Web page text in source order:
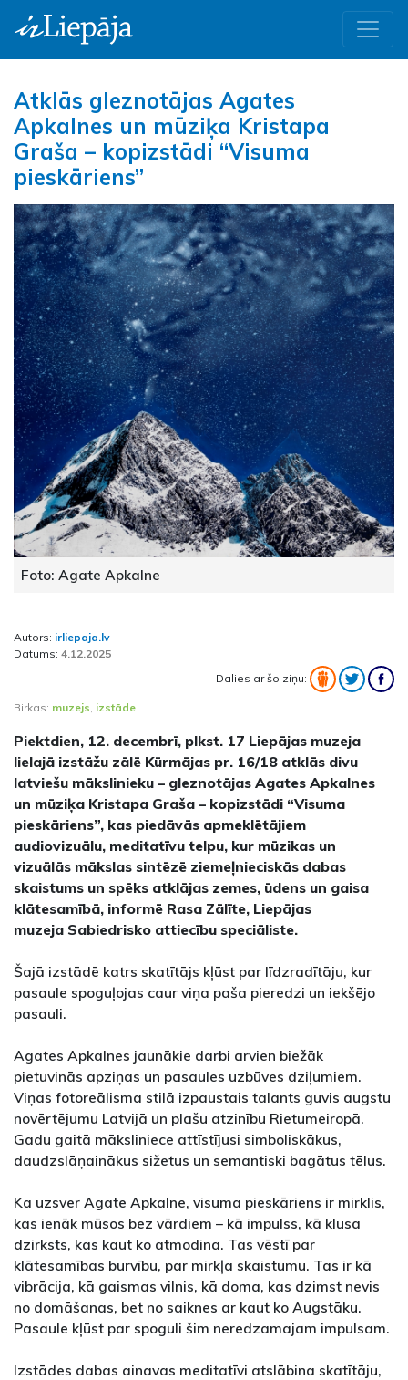
Atklās gleznotājas Agates
Apkalnes un mūziķa Kristapa
Graša – kopizstādi “Visuma
pieskāriens”
Foto: Agate Apkalne
Autors: irliepaja.lv
Datums: 4.12.2025
Dalies ar šo ziņu:
Birkas: muzejs izstāde
Piektdien, 12. decembrī, plkst. 17 Liepājas muzeja
lielajā izstāžu zālē Kūrmājas pr. 16/18 atklās divu
latviešu mākslinieku – gleznotājas Agates Apkalnes
un mūziķa Kristapa Graša – kopizstādi “Visuma
pieskāriens”, kas piedāvās apmeklētājiem
audiovizuālu, meditatīvu telpu, kur mūzikas un
vizuālās mākslas sintēzē ziemeļnieciskās dabas
skaistums un spēks atklājas zemes, ūdens un gaisa
klātesamībā, informē Rasa Zālīte, Liepājas
muzeja Sabiedrisko attiecību speciāliste.
Šajā izstādē katrs skatītājs kļūst par līdzradītāju, kur
pasaule spoguļojas caur viņa paša pieredzi un iekšējo
pasauli.
Agates Apkalnes jaunākie darbi arvien biežāk
pietuvinās apziņas un pasaules uzbūves dziļumiem.
Viņas fotoreālisma stilā izpaustais talants guvis augstu
novērtējumu Latvijā un plašu atzinību Rietumeiropā.
Gadu gaitā māksliniece attīstījusi simboliskākus,
daudzslāņainākus sižetus un semantiski bagātus tēlus.
Ka uzsver Agate Apkalne, visuma pieskāriens ir mirklis,
kas ienāk mūsos bez vārdiem – kā impulss, kā klusa
dzirksts, kas kaut ko atmodina. Tas vēstī par
klātesamības burvību, par mirkļa skaistumu. Tas ir kā
vibrācija, kā gaismas vilnis, kā doma, kas dzimst nevis
no domāšanas, bet no saiknes ar kaut ko Augstāku.
Pasaule kļūst par spoguli šim neredzamajam impulsam.
Izstādes dabas ainavas meditatīvi atslābina skatītāju,